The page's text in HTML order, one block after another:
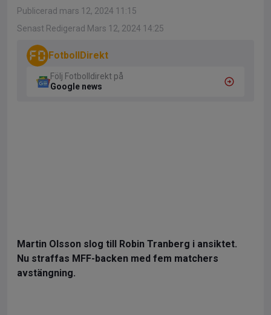
Publicerad mars 12, 2024 11:15
Senast Redigerad Mars 12, 2024 14:25
FotbollDirekt
Följ Fotbolldirekt på
Google news
Martin Olsson slog till Robin Tranberg i ansiktet.
Nu straffas MFF-backen med fem matchers
avstängning.